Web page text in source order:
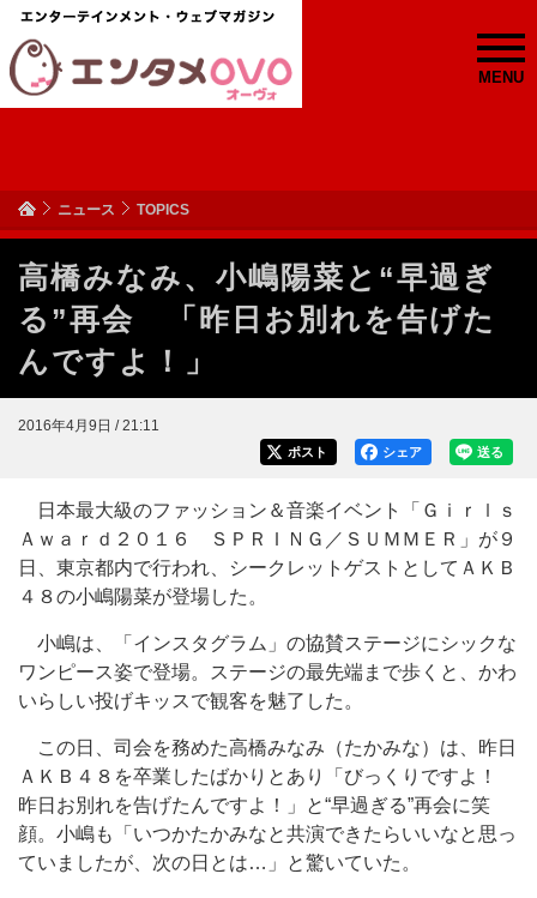
MENU
ニュース TOPICS
高橋みなみ、小嶋陽菜と“早過ぎ
る”再会 「昨日お別れを告げた
んですよ！」
2016年4月9日 / 21:11
送る
シェア
ポスト
日本最大級のファッション＆音楽イベント「Ｇｉｒｌｓ
Ａｗａｒｄ２０１６ ＳＰＲＩＮＧ／ＳＵＭＭＥＲ」が９
日、東京都内で行われ、シークレットゲストとしてＡＫＢ
４８の小嶋陽菜が登場した。
小嶋は、「インスタグラム」の協賛ステージにシックな
ワンピース姿で登場。ステージの最先端まで歩くと、かわ
いらしい投げキッスで観客を魅了した。
この日、司会を務めた高橋みなみ（たかみな）は、昨日
ＡＫＢ４８を卒業したばかりとあり「びっくりですよ！
昨日お別れを告げたんですよ！」と“早過ぎる”再会に笑
顔。小嶋も「いつかたかみなと共演できたらいいなと思っ
ていましたが、次の日とは…」と驚いていた。